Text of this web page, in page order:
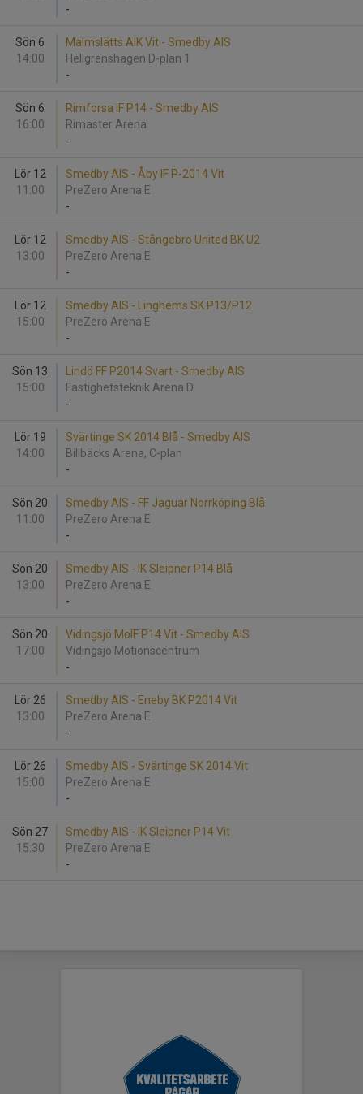
-
Sön 6
14:00
Malmslätts AIK Vit - Smedby AIS
Hellgrenshagen D-plan 1
-
Sön 6
16:00
Rimforsa IF P14 - Smedby AIS
Rimaster Arena
-
Lör 12
11:00
Smedby AIS - Åby IF P-2014 Vit
PreZero Arena E
-
Lör 12
13:00
Smedby AIS - Stångebro United BK U2
PreZero Arena E
-
Lör 12
15:00
Smedby AIS - Linghems SK P13/P12
PreZero Arena E
-
Sön 13
15:00
Lindö FF P2014 Svart - Smedby AIS
Fastighetsteknik Arena D
-
Lör 19
14:00
Svärtinge SK 2014 Blå - Smedby AIS
Billbäcks Arena, C-plan
-
Sön 20
11:00
Smedby AIS - FF Jaguar Norrköping Blå
PreZero Arena E
-
Sön 20
13:00
Smedby AIS - IK Sleipner P14 Blå
PreZero Arena E
-
Sön 20
17:00
Vidingsjö MoIF P14 Vit - Smedby AIS
Vidingsjö Motionscentrum
-
Lör 26
13:00
Smedby AIS - Eneby BK P2014 Vit
PreZero Arena E
-
Lör 26
15:00
Smedby AIS - Svärtinge SK 2014 Vit
PreZero Arena E
-
Sön 27
15:30
Smedby AIS - IK Sleipner P14 Vit
PreZero Arena E
-